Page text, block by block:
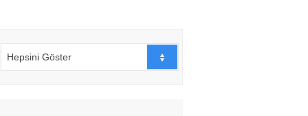
Hepsini Göster